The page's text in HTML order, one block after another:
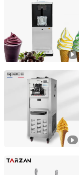
Guangdong,
Ningbo Sicen
Zhejiang, China
Guangzhou Tailang